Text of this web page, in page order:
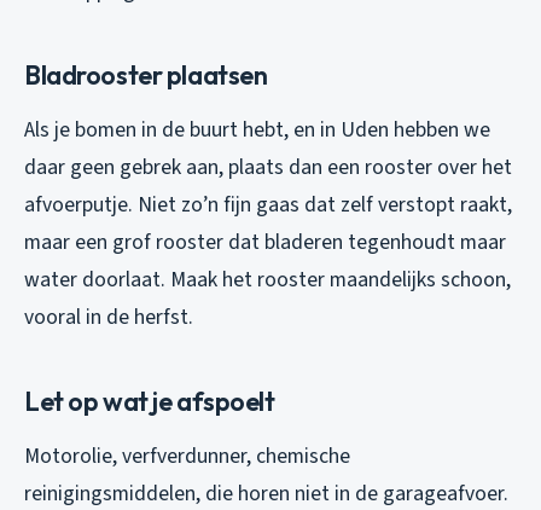
Bladrooster plaatsen
Als je bomen in de buurt hebt, en in Uden hebben we
daar geen gebrek aan, plaats dan een rooster over het
afvoerputje. Niet zo’n fijn gaas dat zelf verstopt raakt,
maar een grof rooster dat bladeren tegenhoudt maar
water doorlaat. Maak het rooster maandelijks schoon,
vooral in de herfst.
Let op wat je afspoelt
Motorolie, verfverdunner, chemische
reinigingsmiddelen, die horen niet in de garageafvoer.